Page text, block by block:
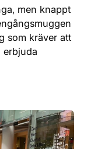
men knappt
som kräver att
erbjuda